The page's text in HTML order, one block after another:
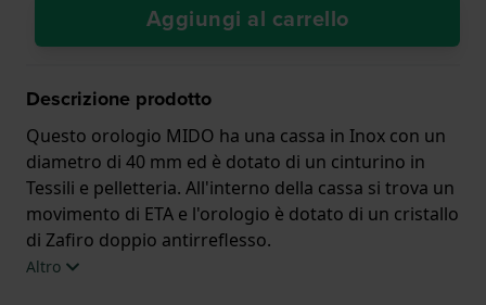
Aggiungi al carrello
Descrizione prodotto
Questo orologio MIDO ha una cassa in Inox con un
diametro di 40 mm ed è dotato di un cinturino in
Tessili e pelletteria. All'interno della cassa si trova un
movimento di ETA e l'orologio è dotato di un cristallo
di Zafiro doppio antirreflesso.
Altro